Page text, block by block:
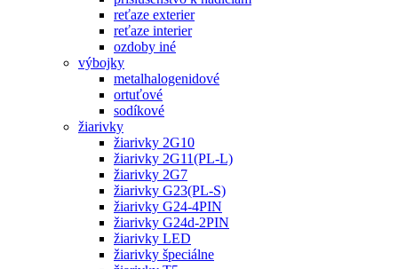
reťaze exterier
reťaze interier
ozdoby iné
výbojky
metalhalogenidové
ortuťové
sodíkové
žiarivky
žiarivky 2G10
žiarivky 2G11(PL-L)
žiarivky 2G7
žiarivky G23(PL-S)
žiarivky G24-4PIN
žiarivky G24d-2PIN
žiarivky LED
žiarivky špeciálne